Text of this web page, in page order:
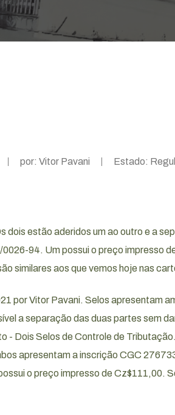
por: Vitor Pavani Estado:
dois estão aderidos um ao outro e a
94. Um possui o preço impresso
similares aos que vemos hoje nas
por Vitor Pavani. Selos apresentam
a separação das duas partes sem
- Dois Selos de Controle de
apresentam a inscrição CGC
o preço impresso de Cz$111,00.
Porta